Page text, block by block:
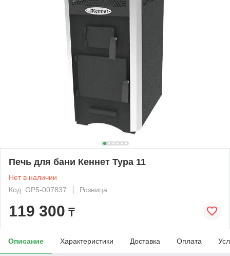
Печь для бани Кеннет Тура 11
Нет в наличии
Код: GP5-007837
Розница
119 300 ₸
Описание Характеристики Доставка Оплата